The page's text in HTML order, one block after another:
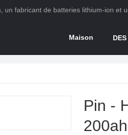
fabricant de batteries lithium-ion et
Maison
Pin -